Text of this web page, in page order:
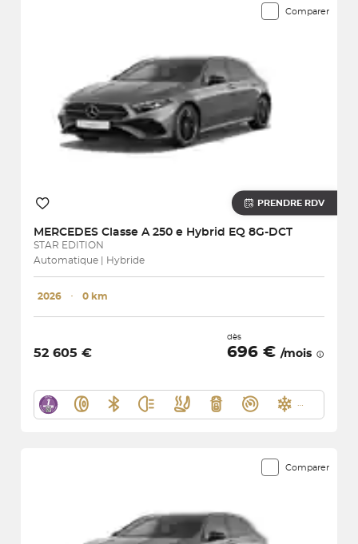
Comparer
PRENDRE RDV
MERCEDES Classe A 250 e Hybrid EQ 8G-DCT
STAR EDITION
Automatique | Hybride
2026 ･ 0 km
52 605 €
dès
696 € /mois
Comparer